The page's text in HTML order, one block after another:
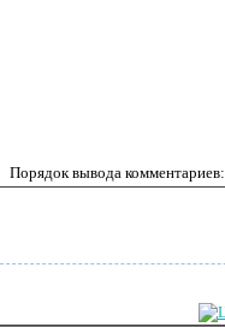
Порядок вывода комментариев: